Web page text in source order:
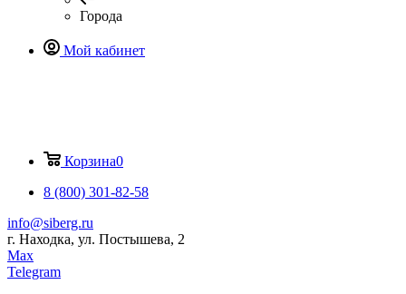
Города
Мой кабинет
Корзина0
8 (800) 301-82-58
info@siberg.ru
г. Находка, ул. Постышева, 2
Max
Telegram